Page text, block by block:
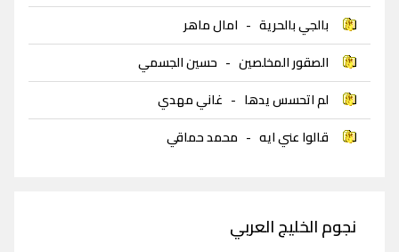
بالجي بالحرية - امال ماهر
الصقور المخلصين - حسين الجسمي
لم اتحسس يدها - غاني مهدي
قالوا عني ايه - محمد حماقي
نجوم الخليج العربي